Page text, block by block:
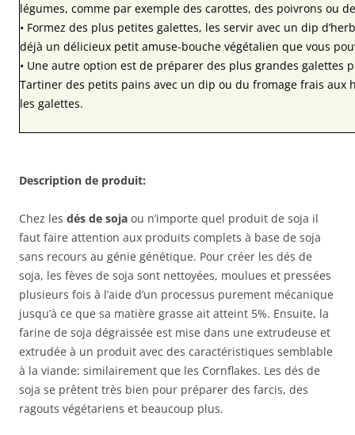
légumes, comme par exemple des carottes, des poivrons ou
• Formez des plus petites galettes, les servir avec un dip
déjà un délicieux petit amuse-bouche végétalien que vous
• Une autre option est de préparer des plus grandes galettes
Tartiner des petits pains avec un dip ou du fromage frais aux
les galettes.
Description de produit:
Chez les dés de soja ou n’importe quel produit de soja il
faut faire attention aux produits complets à base de soja
sans recours au génie génétique. Pour créer les dés de
soja, les fèves de soja sont nettoyées, moulues et pressées
plusieurs fois à l’aide d’un processus purement mécanique
jusqu’à ce que sa matière grasse ait atteint 5%. Ensuite, la
farine de soja dégraissée est mise dans une extrudeuse et
extrudée à un produit avec des caractéristiques semblable
à la viande: similairement que les Cornflakes. Les dés de
soja se prêtent très bien pour préparer des farcis, des
ragouts végétariens et beaucoup plus.